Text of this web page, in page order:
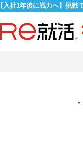
【入社1年後に戦力へ】挑戦